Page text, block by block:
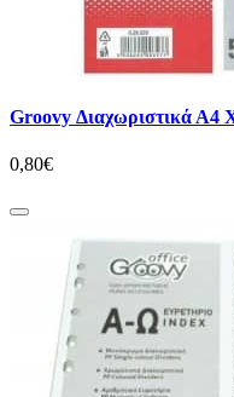
Groovy Διαχωριστικά Α4
0,80€